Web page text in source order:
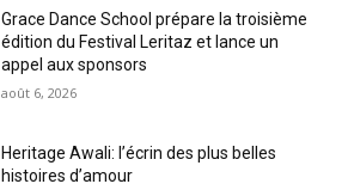
Grace Dance School prépare la troisième
édition du Festival Leritaz et lance un
appel aux sponsors
août 6, 2026
Heritage Awali: l’écrin des plus belles
histoires d’amour